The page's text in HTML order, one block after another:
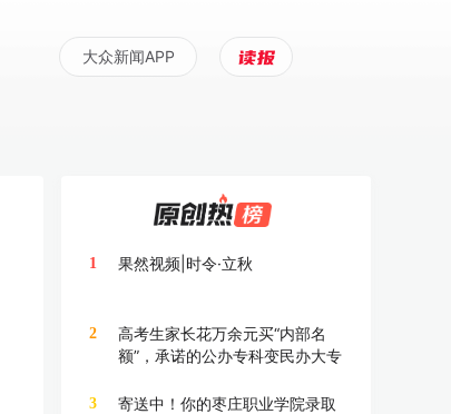
大众新闻APP
1 果然视频|时令·立秋
2
高考生家长花万余元买“内部名
额”，承诺的公办专科变民办大专
3
寄送中！你的枣庄职业学院录取